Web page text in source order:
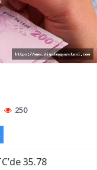
250
35.78